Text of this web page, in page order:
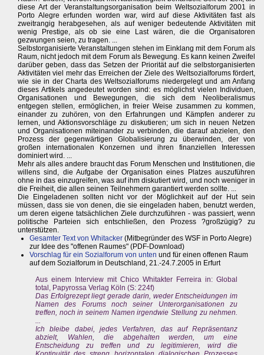
diese Art der Veranstaltungsorganisation beim Weltsozialforum 2001 in
Porto Alegre erfunden worden war, wird auf diese Aktivitäten fast als
zweitrangig herabgesehen, als auf weniger bedeutende Aktivitäten mit
wenig Prestige, als ob sie eine Last wären, die die Organisatoren
gezwungen seien, zu tragen. ...
Selbstorganisierte Veranstaltungen stehen im Einklang mit dem Forum als
Raum, nicht jedoch mit dem Forum als Bewegung. Es kann keinen Zweifel
darüber geben, dass das Setzen der Priorität auf die selbstorganisierten
Aktivitäten viel mehr das Erreichen der Ziele des Weltsozialforums fördert,
wie sie in der Charta des Weltsozialforums niedergelegt und am Anfang
dieses Artikels angedeutet worden sind: es möglichst vielen Individuen,
Organisationen und Bewegungen, die sich dem Neoliberalismus
entgegen stellen, ermöglichen, in freier Weise zusammen zu kommen,
einander zu zuhören, von den Erfahrungen und Kämpfen anderer zu
lernen, und Aktionsvorschläge zu diskutieren; um sich in neuen Netzen
und Organisationen miteinander zu verbinden, die darauf abzielen, den
Prozess der gegenwärtigen Globalisierung zu überwinden, der von
großen internationalen Konzernen und ihren finanziellen Interessen
dominiert wird. ...
Mehr als alles andere braucht das Forum Menschen und Institutionen, die
willens sind, die Aufgabe der Organisation eines Platzes auszuführen
ohne in das einzugreifen, was auf ihm diskutiert wird, und noch weniger in
die Freiheit, die allen seinen Teilnehmern garantiert werden sollte. ...
Die Eingeladenen sollten nicht vor der Möglichkeit auf der Hut sein
müssen, dass sie von denen, die sie eingeladen haben, benutzt werden,
um deren eigene tatsächlichen Ziele durchzuführen - was passiert, wenn
politische Parteien sich entschließen, den Prozess ?großzügig? zu
unterstützen.
Gesamter Text von Whitacker (Mitbegründer des WSF in Porto Alegre)
zur Idee des "offenen Raumes" (PDF-Download)
Vorschlag für ein Sozialforum von unten und für einen offenen Raum
auf dem Sozialforum in Deutschland, 21.-24.7.2005 in Erfurt
Aus einem Interview mit Chico Whitakter Ferreira in: Global
total, Papyrossa Verlag Köln (S: 224f)
Das Erfolgrezept liegt gerade darin, weder Entscheidungen im
Namen des Forums noch seiner Unterorganisationen zu
treffen, noch in seinem Namen irgendwie Stellung zu nehmen.
...
Ich bleibe dabei, jedes Verfahren, das auf Repräsentanz
abzielt, Wahlen, die abgehalten werden, um eine
Entscheidung zu treffen und zu legitimieren, wird die